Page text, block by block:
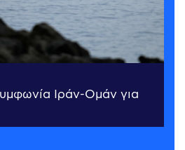
Ιράν-Ομάν για